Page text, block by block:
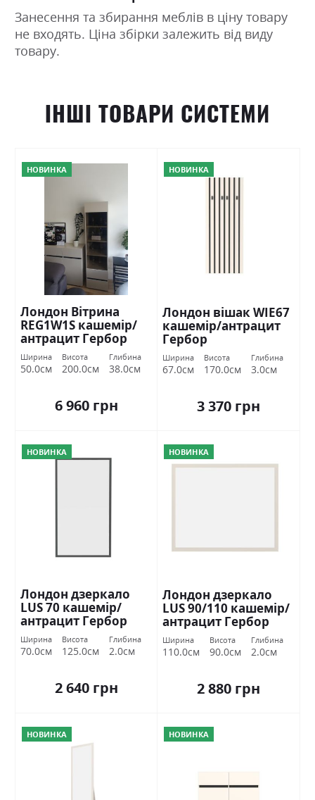
Занесення та збирання меблів в ціну товару
не входять. Ціна збірки залежить від виду
товару.
ІНШІ ТОВАРИ СИСТЕМИ
НОВИНКА
Лондон Вітрина
REG1W1S кашемір/
антрацит Гербор
Ширина
50.0см
Висота
200.0см
Глибина
38.0см
6 960 грн
НОВИНКА
Лондон вішак WIE67
кашемір/антрацит
Гербор
Ширина
67.0см
Висота
170.0см
Глибина
3.0см
3 370 грн
НОВИНКА
Лондон дзеркало
LUS 70 кашемір/
антрацит Гербор
Ширина
70.0см
Висота
125.0см
Глибина
2.0см
2 640 грн
НОВИНКА
Лондон дзеркало
LUS 90/110 кашемір/
антрацит Гербор
Ширина
110.0см
Висота
90.0см
Глибина
2.0см
2 880 грн
НОВИНКА НОВИНКА